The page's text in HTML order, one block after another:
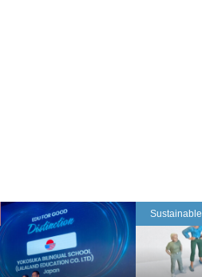
Sustainable